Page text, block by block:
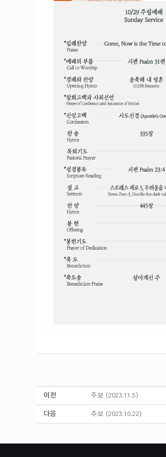
이전 주보 (2023.11.5)
다음 주보 (2023.10.22)